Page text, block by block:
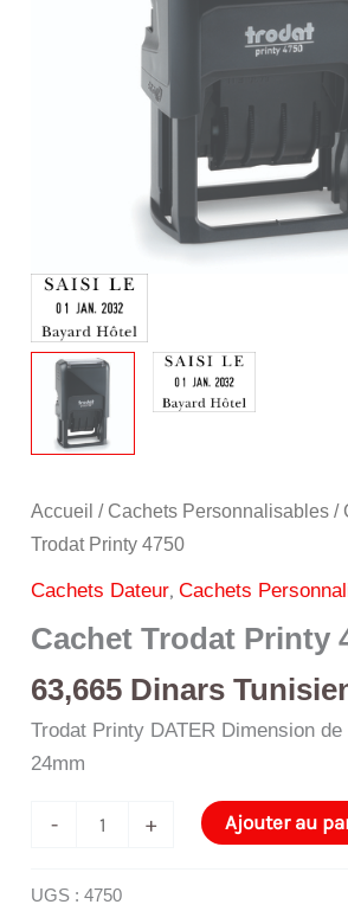
Accueil / Cachets Personnalisables /
Trodat Printy 4750
Cachets Dateur,Cachets
Cachet Trodat Printy
63,665 Dinars
Trodat Printy DATER Dimension
24mm
-
quantité
+ Ajouter au
UGS :4750